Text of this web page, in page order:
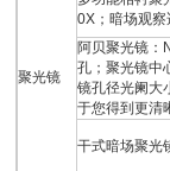
聚光镜
0X；暗场观察
阿贝聚光镜：
孔；聚光镜中
镜孔径光阑大
于您得到更清
干式暗场聚光